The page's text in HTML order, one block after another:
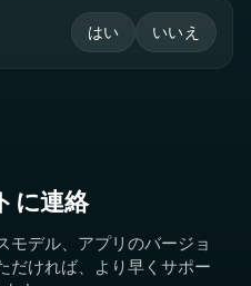
はい いいえ
に連絡
モデル、アプリのバージョ
だければ、より早くサポー